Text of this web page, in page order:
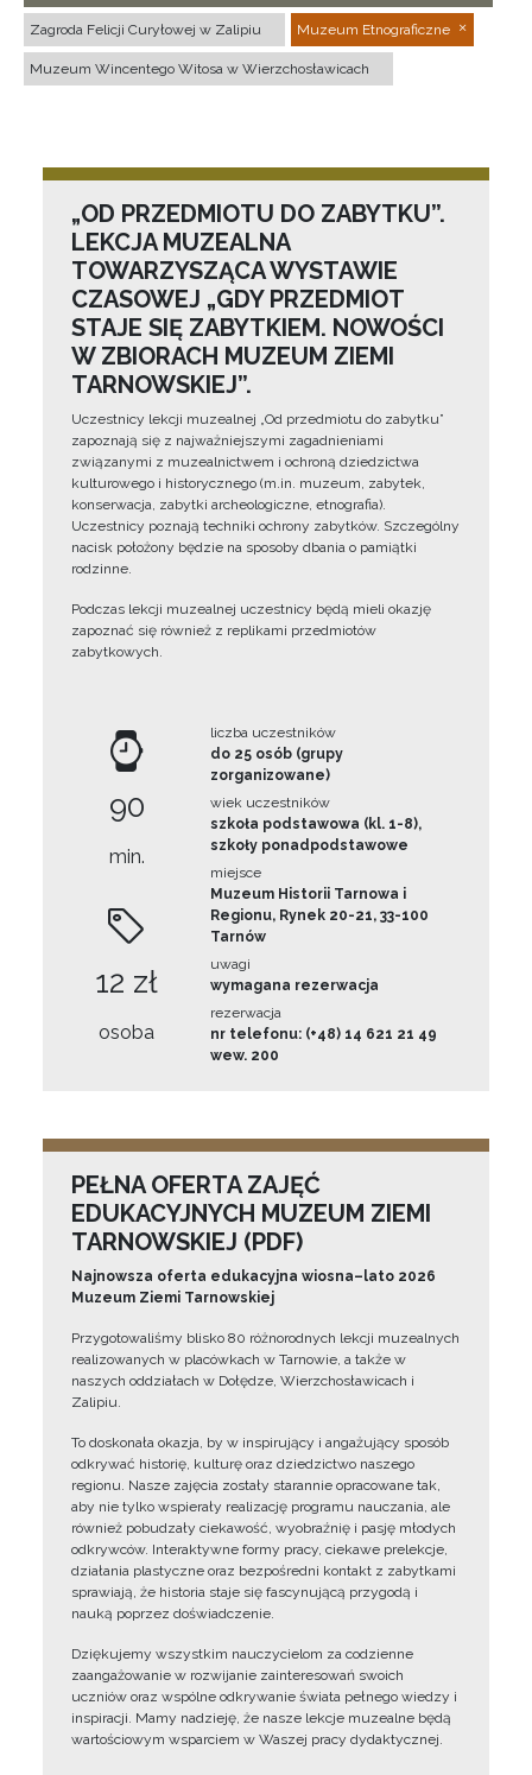
Zagroda Felicji Curyłowej w Zalipiu Muzeum Etnograficzne
Muzeum Wincentego Witosa w Wierzchosławicach
„OD PRZEDMIOTU DO ZABYTKU”.
LEKCJA MUZEALNA
TOWARZYSZĄCA WYSTAWIE
CZASOWEJ „GDY PRZEDMIOT
STAJE SIĘ ZABYTKIEM. NOWOŚCI
W ZBIORACH MUZEUM ZIEMI
TARNOWSKIEJ”.
Uczestnicy lekcji muzealnej „Od przedmiotu do zabytku”
zapoznają się z najważniejszymi zagadnieniami
związanymi z muzealnictwem i ochroną dziedzictwa
kulturowego i historycznego (m.in. muzeum, zabytek,
konserwacja, zabytki archeologiczne, etnografia).
Uczestnicy poznają techniki ochrony zabytków. Szczególny
nacisk położony będzie na sposoby dbania o pamiątki
rodzinne.
Podczas lekcji muzealnej uczestnicy będą mieli okazję
zapoznać się również z replikami przedmiotów
zabytkowych.
90
min.
12 zł
osoba
liczba uczestników
do 25 osób (grupy
zorganizowane)
wiek uczestników
szkoła podstawowa (kl. 1-8),
szkoły ponadpodstawowe
miejsce
Muzeum Historii Tarnowa i
Regionu, Rynek 20-21, 33-100
Tarnów
uwagi
wymagana rezerwacja
rezerwacja
nr telefonu: (+48) 14 621 21 49
wew. 200
PEŁNA OFERTA ZAJĘĆ
EDUKACYJNYCH MUZEUM ZIEMI
TARNOWSKIEJ (PDF)
Najnowsza oferta edukacyjna wiosna–lato 2026
Muzeum Ziemi Tarnowskiej
Przygotowaliśmy blisko 80 różnorodnych lekcji muzealnych
realizowanych w placówkach w Tarnowie, a także w
naszych oddziałach w Dołędze, Wierzchosławicach i
Zalipiu.
To doskonała okazja, by w inspirujący i angażujący sposób
odkrywać historię, kulturę oraz dziedzictwo naszego
regionu. Nasze zajęcia zostały starannie opracowane tak,
aby nie tylko wspierały realizację programu nauczania, ale
również pobudzały ciekawość, wyobraźnię i pasję młodych
odkrywców. Interaktywne formy pracy, ciekawe prelekcje,
działania plastyczne oraz bezpośredni kontakt z zabytkami
sprawiają, że historia staje się fascynującą przygodą i
nauką poprzez doświadczenie.
Dziękujemy wszystkim nauczycielom za codzienne
zaangażowanie w rozwijanie zainteresowań swoich
uczniów oraz wspólne odkrywanie świata pełnego wiedzy i
inspiracji. Mamy nadzieję, że nasze lekcje muzealne będą
wartościowym wsparciem w Waszej pracy dydaktycznej.